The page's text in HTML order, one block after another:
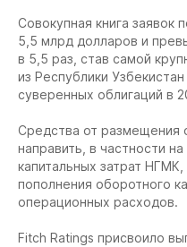
Совокупная книга заявок
5,5 млрд долларов и
в 5,5 раз, став самой
из Республики
суверенных облигаций в
Средства от размещения
направить, в частности
капитальных затрат
пополнения оборотного
операционных расходов.
Fitch Ratings присвоило